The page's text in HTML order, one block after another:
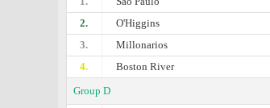
2.
O'Higgins
3.
Millonarios
4.
Boston River
Group D